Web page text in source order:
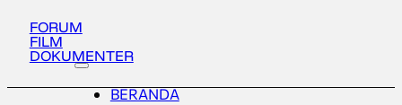
FORUM
FILM
DOKUMENTER
BERANDA